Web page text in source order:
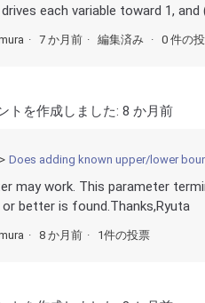
each variable toward 1,
7 か月前 編集済み 0 件の
トを作成しました: 8 か月前
Does adding known upper/lower bounds
may work. This parameter
better is found.Thanks,Ryuta
8 か月前 1件の投票